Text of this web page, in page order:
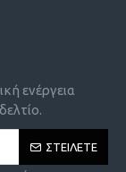
ενέργεια
ΣΤΕΊΛΕΤΕ